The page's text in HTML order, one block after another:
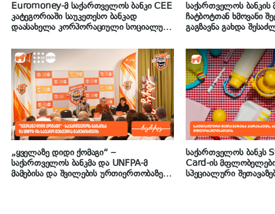
Euromoney-მ საქართველოს ბანკი CEE
კატეგორიაში საუკეთესო ბანკად
დაასახელა კორპორაციული სოციალური
საქართველოს ბანკის
ჩატბოტთან ხმოვანი
გაგზავნა გახდა
„ყველაზე დიდი ქომაგი“ –
საქართველოს ბანკმა და UNFPA-მ
მამებისა და შვილების ურთიერთობაზე
საქართველოს ბანკს
Card-ის
სპეციალური